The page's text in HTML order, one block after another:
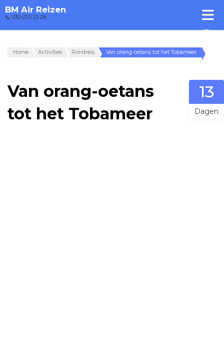
BM Air Reizen
📞 030-225 23 28
Home Activities Rondreis Van orang-oetans tot het Tobameer
Van orang-oetans
tot het Tobameer
13
Dagen